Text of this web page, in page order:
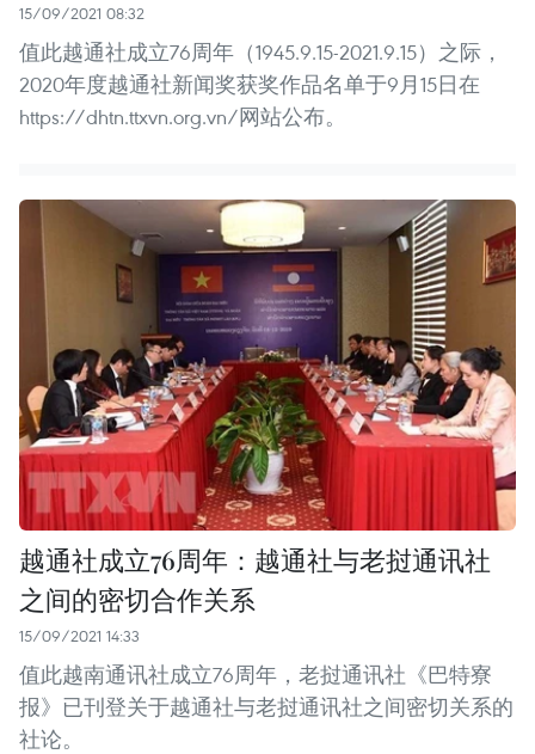
15/09/2021 08:32
值此越通社成立76周年（1945.9.15-2021.9.15）之际，
2020年度越通社新闻奖获奖作品名单于9月15日在
https://dhtn.ttxvn.org.vn/网站公布。
越通社成立76周年：越通社与老挝通讯社
之间的密切合作关系
15/09/2021 14:33
值此越南通讯社成立76周年，老挝通讯社《巴特寮
报》已刊登关于越通社与老挝通讯社之间密切关系的
社论。